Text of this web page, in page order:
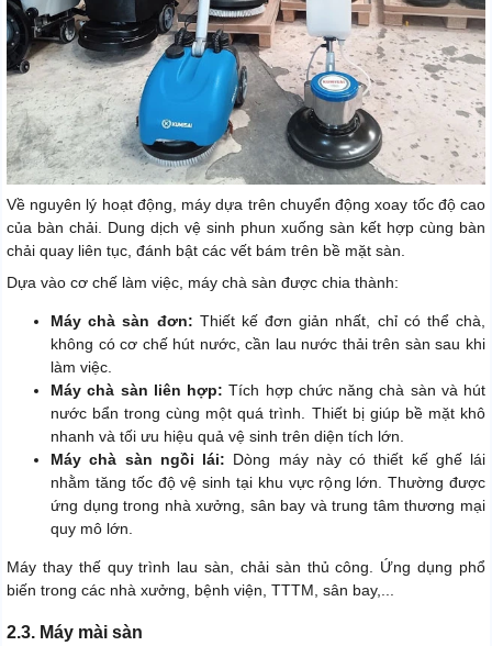
Về nguyên lý hoạt động, máy dựa trên chuyển động xoay tốc độ cao
của bàn chải. Dung dịch vệ sinh phun xuống sàn kết hợp cùng bàn
chải quay liên tục, đánh bật các vết bám trên bề mặt sàn.
Dựa vào cơ chế làm việc, máy chà sàn được chia thành:
Máy chà sàn đơn: Thiết kế đơn giản nhất, chỉ có thể chà,
không có cơ chế hút nước, cần lau nước thải trên sàn sau khi
làm việc.
Máy chà sàn liên hợp:Tích hợp chức năng chà sàn và hút
nước bẩn trong cùng một quá trình. Thiết bị giúp bề mặt khô
nhanh và tối ưu hiệu quả vệ sinh trên diện tích lớn.
Máy chà sàn ngồi lái: Dòng máy này có thiết kế ghế lái
nhằm tăng tốc độ vệ sinh tại khu vực rộng lớn. Thường được
ứng dụng trong nhà xưởng, sân bay và trung tâm thương mại
quy mô lớn.
Máy thay thế quy trình lau sàn, chải sàn thủ công. Ứng dụng phổ
biến trong các nhà xưởng, bệnh viện, TTTM, sân bay,...
2.3. Máy mài sàn